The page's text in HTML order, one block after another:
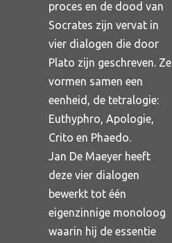
proces en de dood van
Socrates zijn vervat in
vier dialogen die door
Plato zijn geschreven. Ze
vormen samen een
eenheid, de tetralogie:
Euthyphro, Apologie,
Crito en Phaedo.
Jan De Maeyer heeft
deze vier dialogen
bewerkt tot één
eigenzinnige monoloog
waarin hij de essentie